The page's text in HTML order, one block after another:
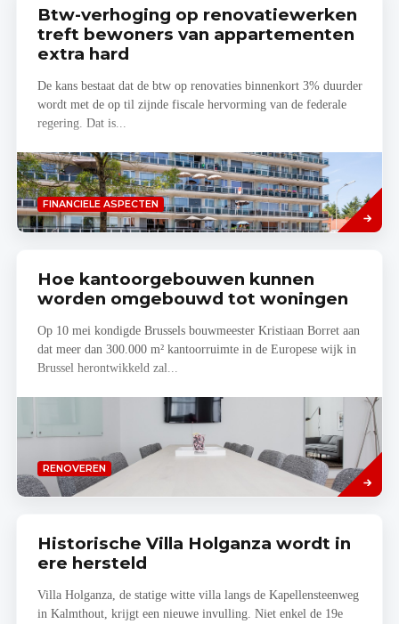
Btw-verhoging op renovatiewerken
treft bewoners van appartementen
extra hard
De kans bestaat dat de btw op renovaties binnenkort 3% duurder
wordt met de op til zijnde fiscale hervorming van de federale
regering. Dat is...
FINANCIELE ASPECTEN
Lees
meer
Hoe kantoorgebouwen kunnen
worden omgebouwd tot woningen
Op 10 mei kondigde Brussels bouwmeester Kristiaan Borret aan
dat meer dan 300.000 m² kantoorruimte in de Europese wijk in
Brussel herontwikkeld zal...
RENOVEREN
Lees
meer
Historische Villa Holganza wordt in
ere hersteld
Villa Holganza, de statige witte villa langs de Kapellensteenweg
in Kalmthout, krijgt een nieuwe invulling. Niet enkel de 19e